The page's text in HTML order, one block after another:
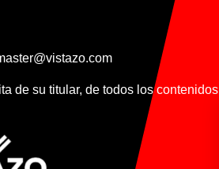
de su titular, de todos los contenidos